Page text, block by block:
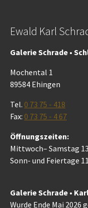
Ewald Karl
Galerie Schrade •
Mochental 1
89584 Ehingen
Tel. 0 73 75 - 418
Fax: 0 73 75 - 4 67
Öffnungszeiten:
Mittwoch– Samstag
Sonn- und Feiertage
Galerie Schrade •
Wurde Ende Mai 2026